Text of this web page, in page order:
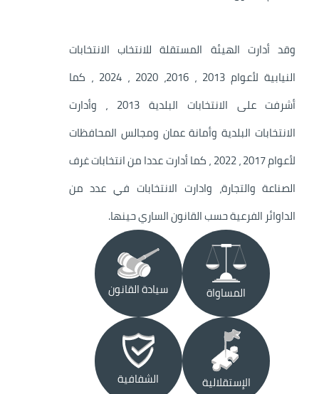
وقد أدارت الهيئة المستقلة للانتخاب الانتخابات
النيابية لأعوام 2013 ، 2016، 2020 ، 2024 ، كما
أشرفت على الانتخابات البلدية 2013 ، وأدارت
الانتخابات البلدية وأمانة عمان ومجالس المحافظات
لأعوام 2017 ، 2022 ، كما أدارت عددا من انتخابات غرف
الصناعة والتجارة، وادارت الانتخابات في عدد من
الداوائر الفرعية حسب القانون الساري حينها.
الصورة
المساواة
الصورة
سيادة القانون
الصورة
الإستقلالية
الصورة
الشفافية